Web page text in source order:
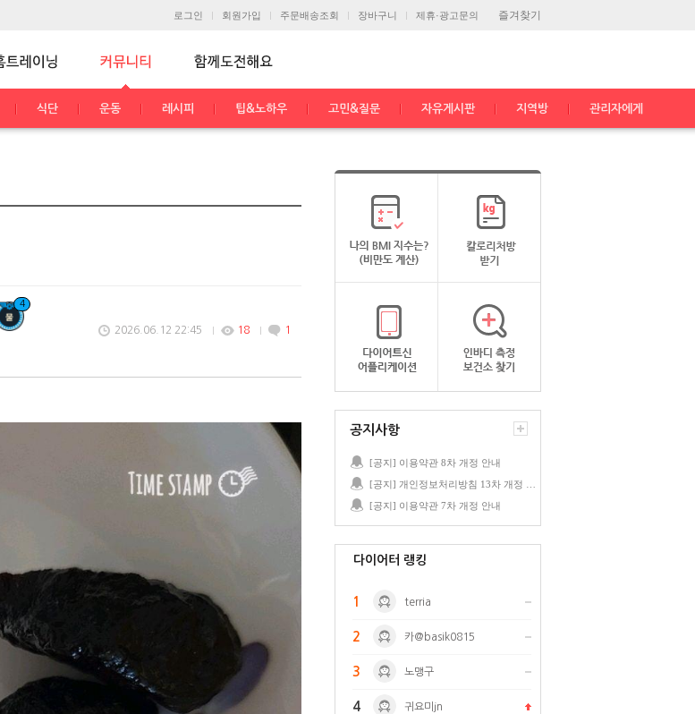
즐겨찾기
로그인 회원가입 주문배송조회 장바구니 제휴·광고문의
식단 운동 레시피 팁&노하우 고민&질문 자유게시판 지역방 관리자에게
4
2026.06.12 22:45 18 1
공지사항
[공지] 이용약관 8차 개정 안내
[공지] 이용약관 7차 개정 안내
다이어터 랭킹
1 terria
2 카@basik0815
3 노맹구
4 귀요미jn